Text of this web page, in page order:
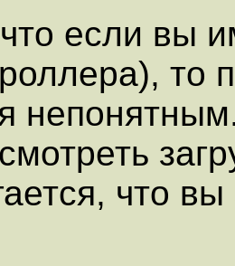
если вы
то
что